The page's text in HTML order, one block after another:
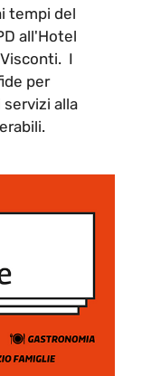
tempi del
all'Hotel
I
per
alla